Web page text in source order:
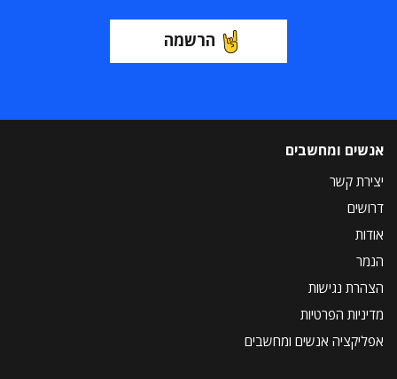
הרשמה
אנשים ומחשבים
יצירת קשר
דרושים
אודות
הנמר
הצהרת נגישות
מדיניות הפרטיות
אפליקציה אנשים ומחשבים